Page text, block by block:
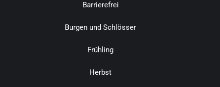
Barrierefrei
Burgen und Schlösser
Frühling
Herbst